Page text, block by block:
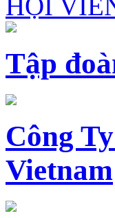
HỘI
Tập
Công
Vietnam